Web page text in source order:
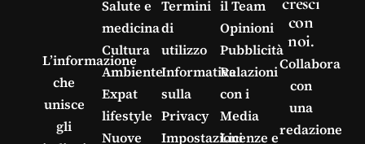
L’informazione
che
unisce
gli
Salute e
medicina
Cultura
Ambiente
Expat
lifestyle
Nuove
Termini
di
utilizzo
Informativa
sulla
Privacy
Impostazioni
il Team
Opinioni
Pubblicità
Relazioni
con i
Media
Licenze e
con
noi.
Collabora
con
una
redazione